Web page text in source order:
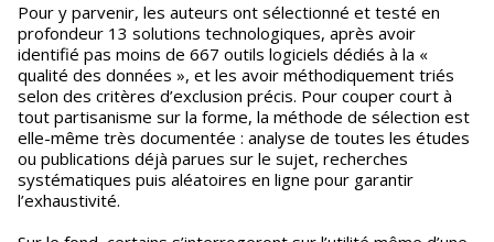
Pour y parvenir, les auteurs ont sélectionné et testé en
profondeur 13 solutions technologiques, après avoir
identifié pas moins de 667 outils logiciels dédiés à la «
qualité des données », et les avoir méthodiquement triés
selon des critères d’exclusion précis. Pour couper court à
tout partisanisme sur la forme, la méthode de sélection est
elle-même très documentée : analyse de toutes les études
ou publications déjà parues sur le sujet, recherches
systématiques puis aléatoires en ligne pour garantir
l’exhaustivité.